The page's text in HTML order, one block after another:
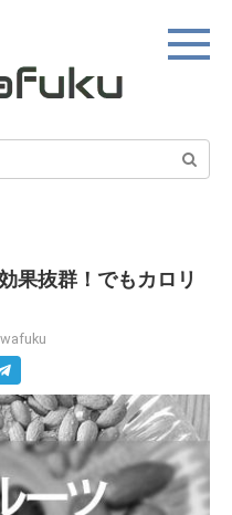
果抜群！でもカロリ